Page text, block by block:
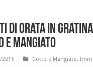
di orata in
e Mangiato
2015 Cotto e Mangiato,